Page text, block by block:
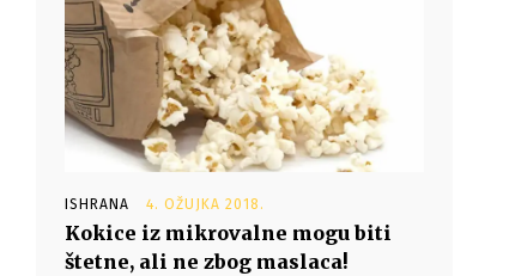
ISHRANA 4. OŽUJKA 2018.
Kokice iz mikrovalne mogu biti
štetne, ali ne zbog maslaca!